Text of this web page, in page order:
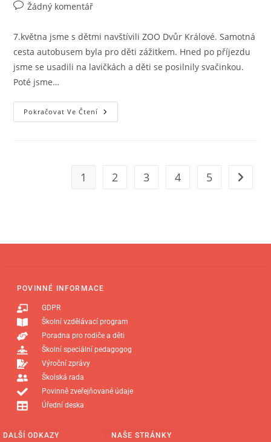
Žádný komentář
7.května jsme s dětmi navštívili ZOO Dvůr Králové. Samotná
cesta autobusem byla pro děti zážitkem. Hned po příjezdu
jsme se usadili na lavičkách a děti se posilnily svačinkou.
Poté jsme…
Pokračovat Ve Čtení
1 2 3 4 5
NAŠE STRÁNKY
DALŠÍ ODKAZY
POVINNÉ INFORMACE
GDPR
Školní vzdělávací program
Poradna pro rodiče a děti
Školní speciální pedagogog
Výroční zprávy
Školská rada
Povinně zveřejňované údaje
Úřední deska